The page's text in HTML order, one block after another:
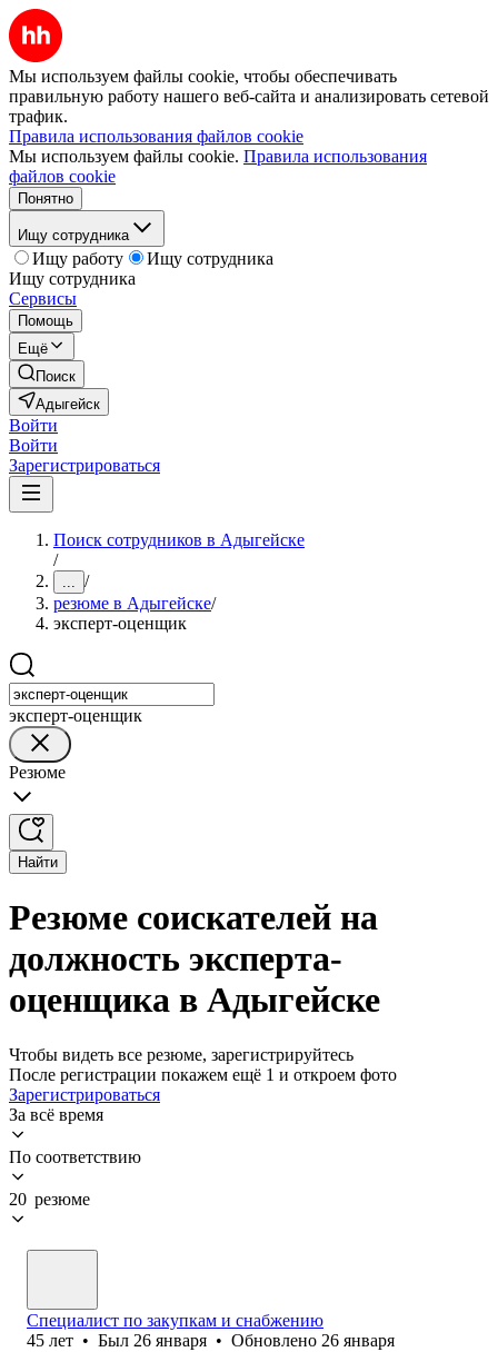
Мы используем файлы cookie, чтобы обеспечивать
правильную работу нашего веб-сайта и анализировать сетевой
трафик.
Правила использования файлов cookie
Мы используем файлы cookie. Правила использования
файлов cookie
Понятно
Ищу сотрудника
Ищу работу
Ищу сотрудника
Ищу сотрудника
Сервисы
Помощь
Ещё
Поиск
Адыгейск
Войти
Войти
Зарегистрироваться
Поиск сотрудников в Адыгейске
/
... /
резюме в Адыгейске/
эксперт-оценщик
эксперт-оценщик
Резюме
Найти
Резюме соискателей на
должность эксперта-
оценщика в Адыгейске
Чтобы видеть все резюме, зарегистрируйтесь
После регистрации покажем ещё 1 и откроем фото
Зарегистрироваться
За всё время
По соответствию
20 резюме
Специалист по закупкам и снабжению
45 лет • Был 26 января • Обновлено 26 января